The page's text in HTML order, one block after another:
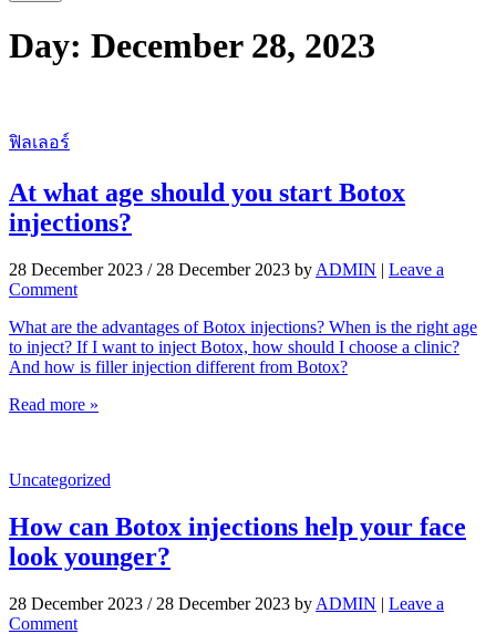
Day: December 28, 2023
ฟิลเลอร์
At what age should you start Botox
injections?
28 December 2023 / 28 December 2023 by ADMIN | Leave a
Comment
What are the advantages of Botox injections? When is the right age
to inject? If I want to inject Botox, how should I choose a clinic?
And how is filler injection different from Botox?
Read more »
Uncategorized
How can Botox injections help your face
look younger?
28 December 2023 / 28 December 2023 by ADMIN | Leave a
Comment